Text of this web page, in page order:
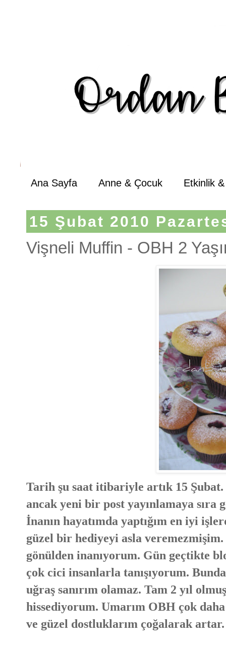
Ana Sayfa Anne & Çocuk Etkinlik
15 Şubat 2010
Vişneli Muffin - OBH 2
Tarih şu saat itibariyle artık 15
ancak yeni bir post yayınlamaya sıra
İnanın hayatımda yaptığım en iyi
güzel bir hediyeyi asla
gönülden inanıyorum. Gün geçtikte
çok cici insanlarla tanışıyorum.
uğraş sanırım olamaz. Tam 2 yıl
hissediyorum. Umarım OBH çok
ve güzel dostluklarım çoğalarak artar.